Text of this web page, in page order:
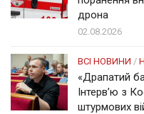
дрона
02.08.2026
ВСІ НОВИНИ /
«Драпатий
Інтерв’ю з
штурмових